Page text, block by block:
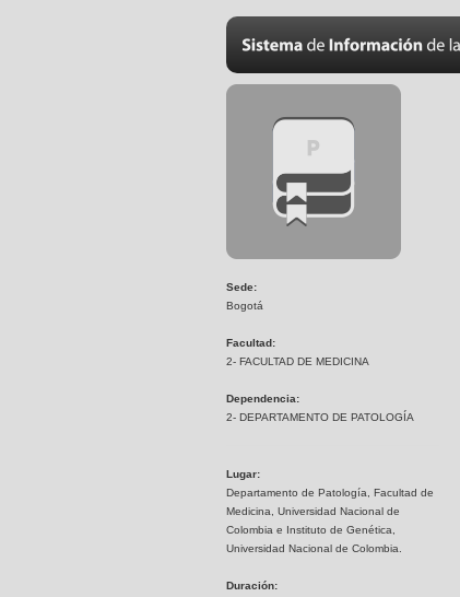
Sede:
Bogotá
Facultad:
2- FACULTAD DE MEDICINA
Dependencia:
2- DEPARTAMENTO DE PATOLOGÍA
Lugar:
Departamento de Patología, Facultad de
Medicina, Universidad Nacional de
Colombia e Instituto de Genética,
Universidad Nacional de Colombia.
Duración: